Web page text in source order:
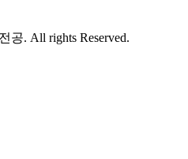
. All rights Reserved.